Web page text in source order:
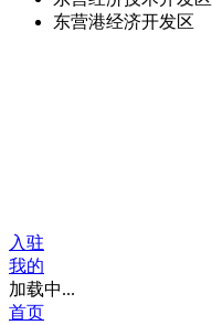
东营港经济开发区
入驻
我的
加载中...
首页